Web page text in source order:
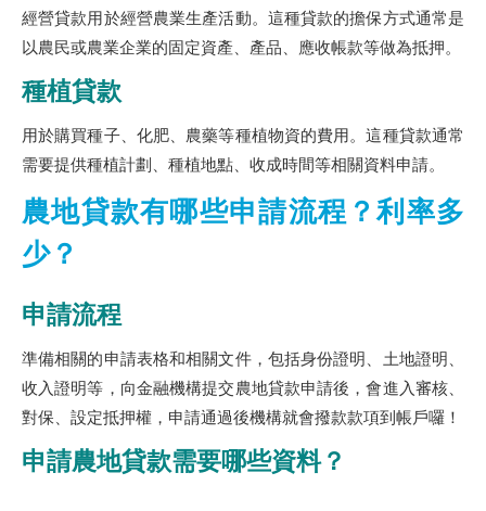
經營貸款用於經營農業生產活動。這種貸款的擔保方式通常是
以農民或農業企業的固定資產、產品、應收帳款等做為抵押。
種植貸款
用於購買種子、化肥、農藥等種植物資的費用。這種貸款通常
需要提供種植計劃、種植地點、收成時間等相關資料申請。
農地貸款有哪些申請流程？利率多
少？
申請流程
準備相關的申請表格和相關文件，包括身份證明、土地證明、
收入證明等，向金融機構提交農地貸款申請後，會進入審核、
對保、設定抵押權，申請通過後機構就會撥款款項到帳戶囉！
申請農地貸款需要哪些資料？